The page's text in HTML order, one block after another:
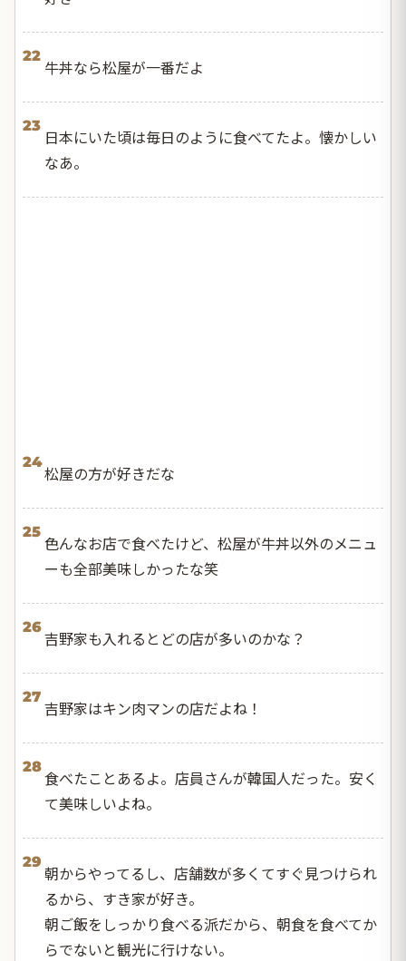
22
牛丼なら松屋が一番だよ
23
日本にいた頃は毎日のように食べてたよ。懐かしい
なあ。
24
松屋の方が好きだな
25
色んなお店で食べたけど、松屋が牛丼以外のメニュ
ーも全部美味しかったな笑
26
吉野家も入れるとどの店が多いのかな？
27
吉野家はキン肉マンの店だよね！
28
食べたことあるよ。店員さんが韓国人だった。安く
て美味しいよね。
29
朝からやってるし、店舗数が多くてすぐ見つけられ
るから、すき家が好き。
朝ご飯をしっかり食べる派だから、朝食を食べてか
らでないと観光に行けない。